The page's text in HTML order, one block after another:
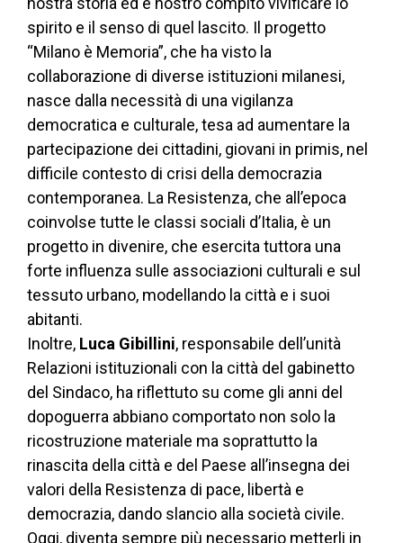
spirito e il senso di quel lascito. Il progetto
“Milano è Memoria”, che ha visto la
collaborazione di diverse istituzioni milanesi,
nasce dalla necessità di una vigilanza
democratica e culturale, tesa ad aumentare la
partecipazione dei cittadini, giovani in primis, nel
difficile contesto di crisi della democrazia
contemporanea. La Resistenza, che all’epoca
coinvolse tutte le classi sociali d’Italia, è un
progetto in divenire, che esercita tuttora una
forte influenza sulle associazioni culturali e sul
tessuto urbano, modellando la città e i suoi
abitanti.
Inoltre, Luca Gibillini, responsabile dell’unità
Relazioni istituzionali con la città del gabinetto
del Sindaco, ha riflettuto su come gli anni del
dopoguerra abbiano comportato non solo la
ricostruzione materiale ma soprattutto la
rinascita della città e del Paese all’insegna dei
valori della Resistenza di pace, libertà e
democrazia, dando slancio alla società civile.
Oggi, diventa sempre più necessario metterli in